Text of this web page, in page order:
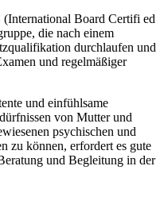
Board Certifi ed
die nach einem
durchlaufen und
und regelmäßiger
und einfühlsame
von Mutter und
psychischen und
zu können, erfordert es gute
und Begleitung in der